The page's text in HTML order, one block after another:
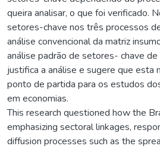
queira analisar, o que foi verificado.
setores-chave nos três processos
análise convencional da matriz
análise padrão de setores- chave
justifica a análise e sugere que esta
ponto de partida para os estudos
em economias.
This research questioned how the
emphasizing sectoral linkages,
diffusion processes such as the